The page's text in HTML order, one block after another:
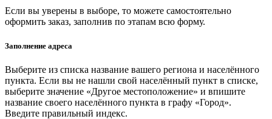
Если вы уверены в выборе, то можете самостоятельно
оформить заказ, заполнив по этапам всю форму.
Заполнение адреса
Выберите из списка название вашего региона и населённого
пункта. Если вы не нашли свой населённый пункт в списке,
выберите значение «Другое местоположение» и впишите
название своего населённого пункта в графу «Город».
Введите правильный индекс.